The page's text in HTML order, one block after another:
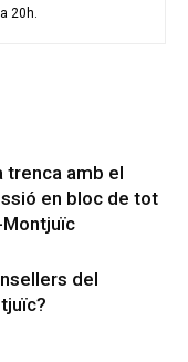
20h.
trenca amb el
en bloc de tot
Montjuïc
del